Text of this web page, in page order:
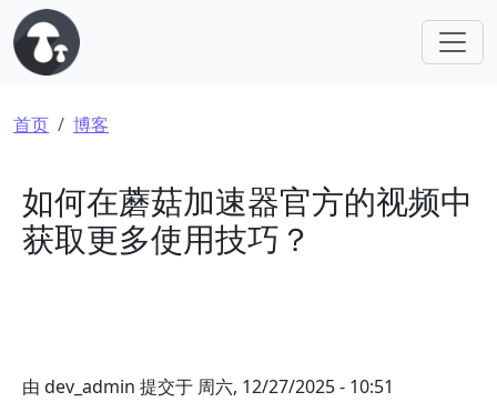
跳转到主要内容
面包屑
首页 博客
如何在蘑菇加速器官方的视频中
获取更多使用技巧？
由 dev_admin 提交于 周六, 12/27/2025 - 10:51